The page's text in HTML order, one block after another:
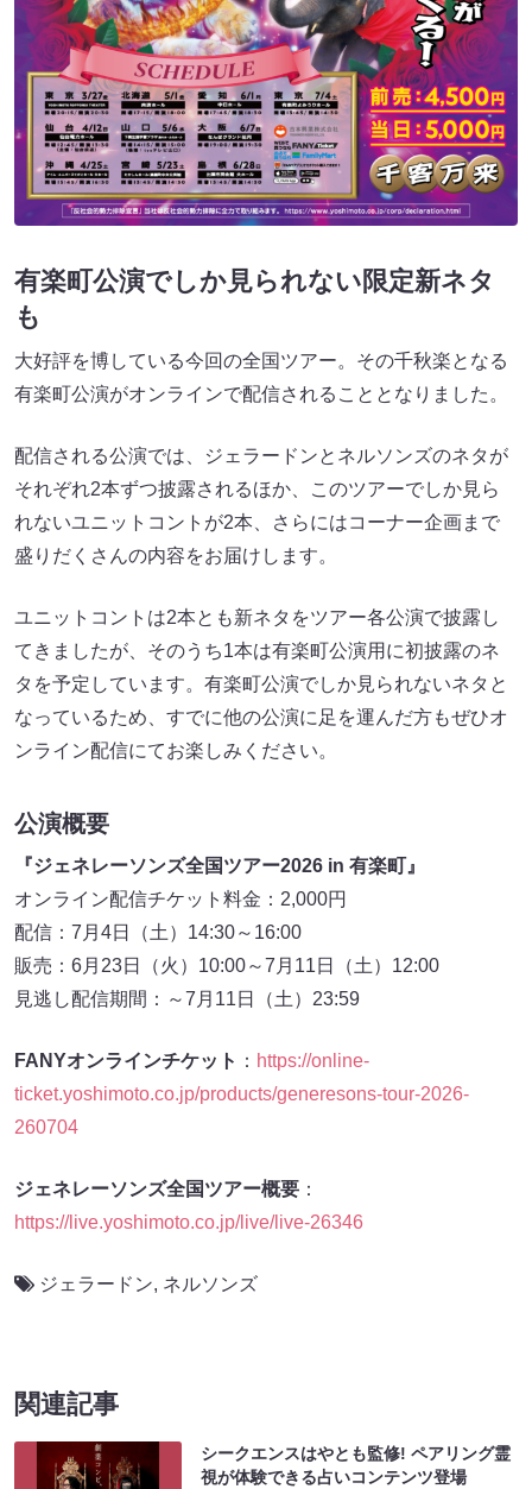
有楽町公演でしか見られない限定新ネタ
も
大好評を博している今回の全国ツアー。その千秋楽となる
有楽町公演がオンラインで配信されることとなりました。
配信される公演では、ジェラードンとネルソンズのネタが
それぞれ2本ずつ披露されるほか、このツアーでしか見ら
れないユニットコントが2本、さらにはコーナー企画まで
盛りだくさんの内容をお届けします。
ユニットコントは2本とも新ネタをツアー各公演で披露し
てきましたが、そのうち1本は有楽町公演用に初披露のネ
タを予定しています。有楽町公演でしか見られないネタと
なっているため、すでに他の公演に足を運んだ方もぜひオ
ンライン配信にてお楽しみください。
公演概要
『ジェネレーソンズ全国ツアー2026 in 有楽町』
オンライン配信チケット料金：2,000円
配信：7月4日（土）14:30～16:00
販売：6月23日（火）10:00～7月11日（土）12:00
見逃し配信期間：～7月11日（土）23:59
FANYオンラインチケット ： https://online-
ticket.yoshimoto.co.jp/products/generesons-tour-2026-
260704
ジェネレーソンズ全国ツアー概要 ：
https://live.yoshimoto.co.jp/live/live-26346
ジェラードン, ネルソンズ
関連記事
シークエンスはやとも監修! ペアリング霊
視が体験できる占いコンテンツ登場